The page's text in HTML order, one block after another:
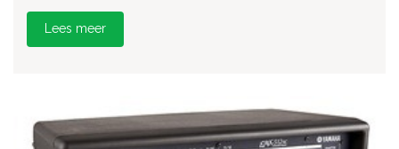
Lees meer